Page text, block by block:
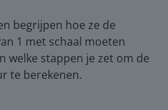
begrijpen hoe ze de
1 met schaal moeten
welke stappen je zet om de
te berekenen.